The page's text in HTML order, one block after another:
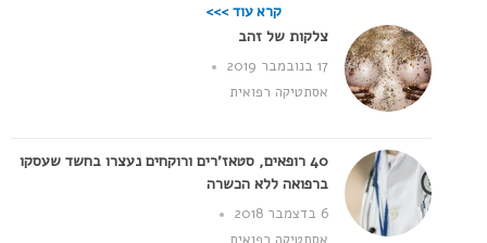
קרא עוד >>>
צלקות של זהב
17 בנובמבר 2019
אסתטיקה רפואית
40 רופאים, סטאז'רים ורוקחים נעצרו בחשד שעסקו
ברפואה ללא הכשרה
6 בדצמבר 2018